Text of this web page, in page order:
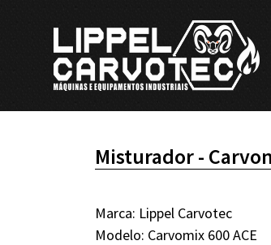
Misturador -
Marca: Lippel Carvotec
Modelo: Carvomix 600 ACE